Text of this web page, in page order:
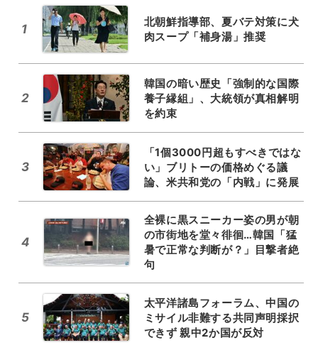
1
北朝鮮指導部、夏バテ対策に犬
肉スープ「補身湯」推奨
2
韓国の暗い歴史「強制的な国際
養子縁組」、大統領が真相解明
を約束
3
「1個3000円超もすべきではな
い」ブリトーの価格めぐる議
論、米共和党の「内戦」に発展
4
全裸に黒スニーカー姿の男が朝
の市街地を堂々徘徊…韓国「猛
暑で正常な判断が？」目撃者絶
句
5
太平洋諸島フォーラム、中国の
ミサイル非難する共同声明採択
できず 親中2か国が反対